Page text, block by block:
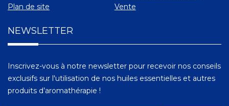
Plan de site
Vente
NEWSLETTER
Inscrivez-vous à notre newsletter pour recevoir nos conseils
exclusifs sur l'utilisation de nos huiles essentielles et autres
produits d’aromathérapie !